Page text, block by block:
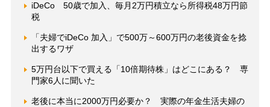
iDeCo 50歳で加入、毎月2万円積立なら所得税48万円節
税
「夫婦でiDeCo 加入」で500万～600万円の老後資金を捻
出するワザ
5万円台以下で買える「10倍期待株」はどこにある？ 専
門家6人に聞いた
老後に本当に2000万円必要か？ 実際の年金生活夫婦の